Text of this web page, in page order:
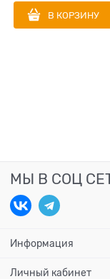
В КОРЗИНУ
МЫ В СОЦ
Информация
Личный кабинет